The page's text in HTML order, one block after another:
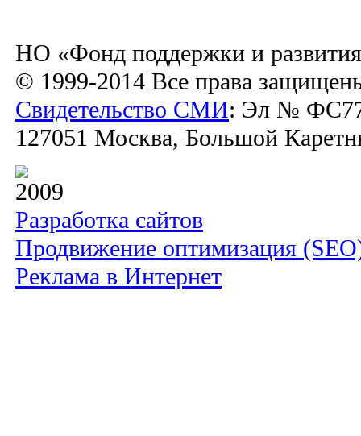
НО «Фонд поддержки и
© 1999-2014 Все права
Свидетельство СМИ: Эл №
127051 Москва, Большой
2009
Разработка сайтов
Продвижение оптимизация
Реклама в Интернет